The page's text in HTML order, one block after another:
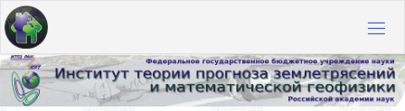
Перейти
к
содержимому